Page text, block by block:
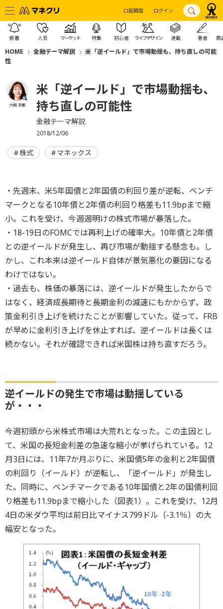
口座開設 ログイン
新着 人気 マーケット 特集 初心者 ライフデザイン 連載 著者 商
HOME 金融テーマ解説
米「逆イールド」で市場動揺も、持ち直しの可能
性
大槻 奈那
米「逆イールド」で市場動揺も、
持ち直しの可能性
金融テーマ解説
2018/12/06
株式 マネックス
・先週末、米5年国債と2年国債の利回り差が逆転、ベンチ
マークとなる10年債と2年債の利回り格差も11.9bpまで縮
小。これを受け、今週週明けの株式市場が暴落した。
・18-19日のFOMCでは再利上げの確率大。10年債と2年債
との逆イールドが発生し、再び市場が動揺する懸念も。し
かし、これ本来は逆イールド自体が景気悪化の要因になる
わけではない。
・過去も、株価の暴落には、逆イールドが発生したからで
はなく、経済成長期待と長期金利の減速にもかからず、政
策金利引き上げを続けたことが影響していた。従って、FRB
が早めに金利引き上げを休止すれば、逆イールドは長くは
続かない。それが確認できれば米国株は持ち直すだろう。
逆イールドの発生で市場は動揺している
が・・・
今週初頭から米株式市場は大荒れとなった。この主因とし
て、米国の長短金利差の急速な縮小が挙げられている。12
月3日には、11年7か月ぶりに、米国債5年の金利と2年国債
の利回り（イールド）が逆転し、「逆イールド」が発生し
た。同時に、ベンチマークである10年国債と2年の国債利回
り格差も11.9bpまで縮小した（図表1）。これを受け、12月
4日の米ダウ平均は前日比マイナス799ドル（-3.1％）の大
幅安となった。